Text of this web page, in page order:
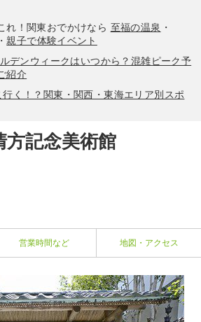
れ！関東おでかけなら 至福の温泉 ・
親子で体験イベント
デンウィークはいつから？混雑ピーク予
紹介
く！？関東・関西・東海エリア別スポ
記念美術館
営業時間など 地図・アクセス